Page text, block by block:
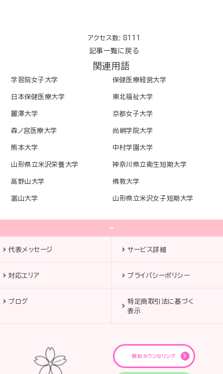
アクセス数: 8111
記事一覧に戻る
関連用語
学習院女子大学 保健医療経営大学
日本保健医療大学 東北福祉大学
麗澤大学 京都女子大学
森ノ宮医療大学 尚絅学院大学
熊本大学 中村学園大学
山形県立米沢栄養大学 神奈川県立衛生短期大学
高野山大学 佛教大学
富山大学 山形県立米沢女子短期大学
代表メッセージ サービス詳細
対応エリア プライバシーポリシー
ブログ
特定商取引法に基づく
表示
無料カウンセリング